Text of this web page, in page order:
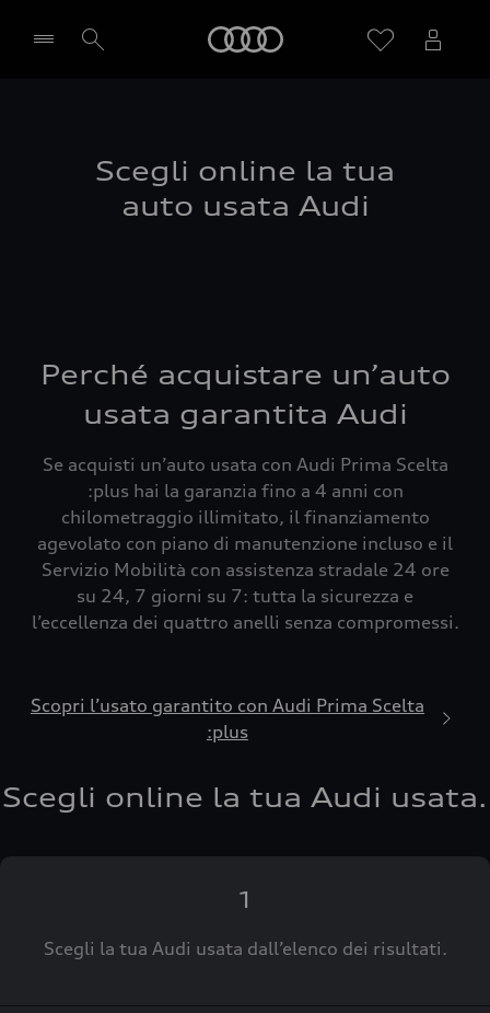
Scegli online la tua
auto usata Audi
Perché acquistare un’auto
usata garantita Audi
Se acquisti un’auto usata con Audi Prima Scelta
:plus hai la garanzia fino a 4 anni con
chilometraggio illimitato, il finanziamento
agevolato con piano di manutenzione incluso e il
Servizio Mobilità con assistenza stradale 24 ore
su 24, 7 giorni su 7: tutta la sicurezza e
l’eccellenza dei quattro anelli senza compromessi.
Scopri l’usato garantito con Audi Prima Scelta
:plus
Scegli online la tua Audi usata.
1
Scegli la tua Audi usata dall’elenco dei risultati.